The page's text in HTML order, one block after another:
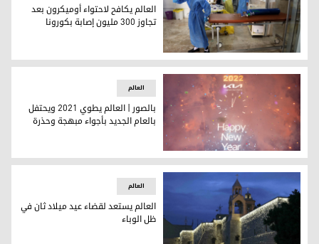
صورة أرشيفية
العالم يكافح لاحتواء أوميكرون بعد
تجاوز 300 مليون إصابة بكورونا
العالم يستقبل عام 2022 بأجواء حذرة
العالم
بالصور | العالم يطوي 2021 ويحتفل
بالعام الجديد بأجواء مبهجة وحذرة
العالم
العالم يستعد لقضاء عيد ميلاد ثان في
ظل الوباء